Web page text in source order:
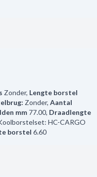
Zonder, Lengte borstel
Zonder, Aantal
mm 77.00, Draadlengte
HC-CARGO
borstel 6.60